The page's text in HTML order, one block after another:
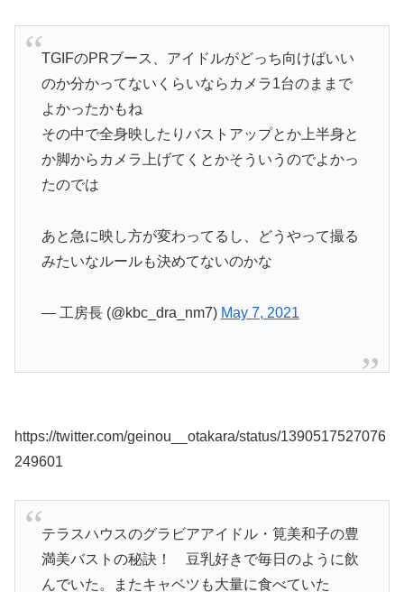
TGIFのPRブース、アイドルがどっち向けばいい
のか分かってないくらいならカメラ1台のままで
よかったかもね
その中で全身映したりバストアップとか上半身と
か脚からカメラ上げてくとかそういうのでよかっ
たのでは
あと急に映し方が変わってるし、どうやって撮る
みたいなルールも決めてないのかな
— 工房長 (@kbc_dra_nm7) May 7, 2021
https://twitter.com/geinou__otakara/status/1390517527076
249601
テラスハウスのグラビアアイドル・筧美和子の豊
満美バストの秘訣！ 豆乳好きで毎日のように飲
んでいた。またキャベツも大量に食べていた